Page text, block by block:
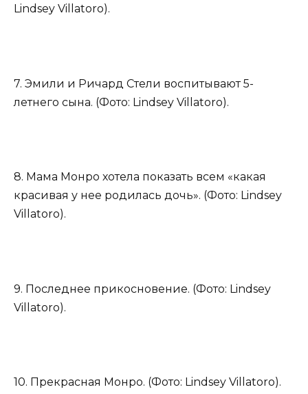
Lindsey Villatoro).
7. Эмили и Ричард Стели воспитывают 5-
летнего сына. (Фото: Lindsey Villatoro).
8. Мама Монро хотела показать всем «какая
красивая у нее родилась дочь». (Фото: Lindsey
Villatoro).
9. Последнее прикосновение. (Фото: Lindsey
Villatoro).
10. Прекрасная Монро. (Фото: Lindsey Villatoro).